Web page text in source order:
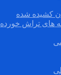
کشیده شده
های تراش خورده